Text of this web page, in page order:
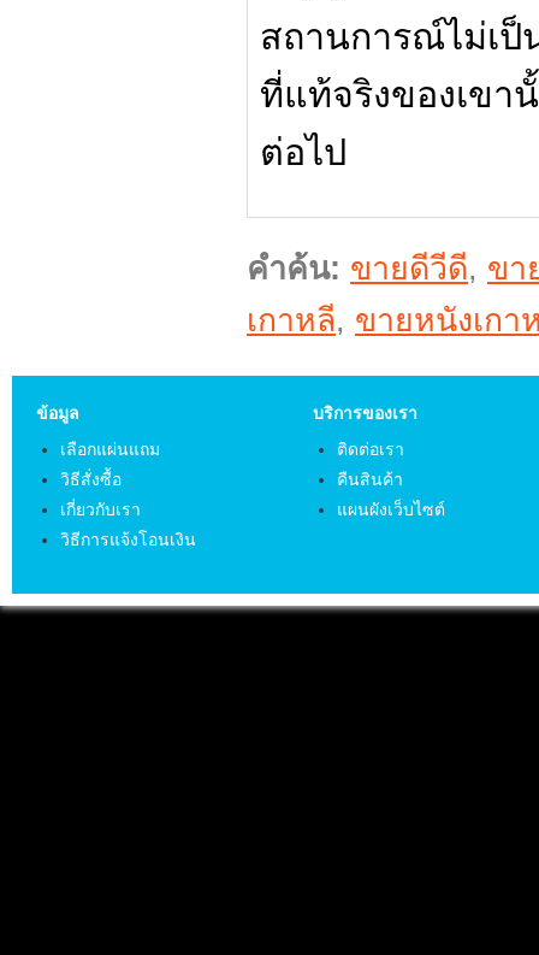
สถานการณ์ไม่เป็
ที่แท้จริงของเขา
ต่อไป
คำค้น: ขายดีวีดี, ขา
เกาหลี, ขายหนังเกา
ข้อมูล
เลือกแผ่นแถม
วิธีสั่งซื้อ
เกี่ยวกับเรา
วิธีการแจ้งโอนเงิน
บริการของเรา
ติดต่อเรา
คืนสินค้า
แผนผังเว็บไซต์